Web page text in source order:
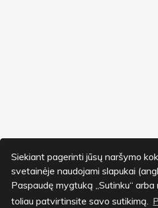
Siekiant pagerinti jūsų naršymo
svetainėje naudojami slapukai
Paspaudę mygtuką „Sutinku“ arba
toliau patvirtinsite savo sutikimą.